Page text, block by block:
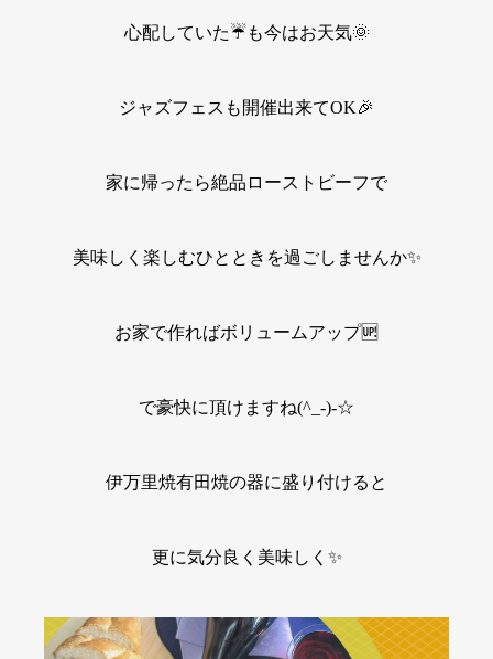
心配していた☔も今はお天気🌞
ジャズフェスも開催出来てOK🎉
家に帰ったら絶品ローストビーフで
美味しく楽しむひとときを過ごしませんか✨
お家で作ればボリュームアップ🆙
で豪快に頂けますね(^_-)-☆
伊万里焼有田焼の器に盛り付けると
更に気分良く美味しく✨